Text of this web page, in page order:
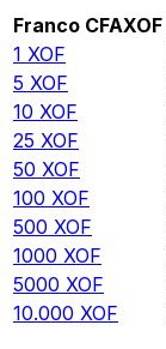
Franco CFAXOF
1 XOF
5 XOF
10 XOF
25 XOF
50 XOF
100 XOF
500 XOF
1000 XOF
5000 XOF
10.000 XOF